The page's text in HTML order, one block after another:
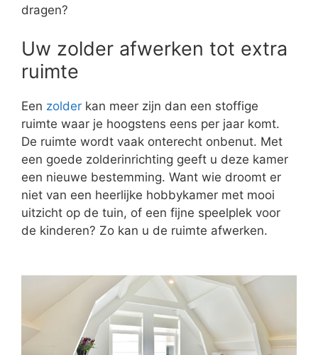
dragen?
Uw zolder afwerken tot extra
ruimte
Een zolder kan meer zijn dan een stoffige
ruimte waar je hoogstens eens per jaar komt.
De ruimte wordt vaak onterecht onbenut. Met
een goede zolderinrichting geeft u deze kamer
een nieuwe bestemming. Want wie droomt er
niet van een heerlijke hobbykamer met mooi
uitzicht op de tuin, of een fijne speelplek voor
de kinderen? Zo kan u de ruimte afwerken.